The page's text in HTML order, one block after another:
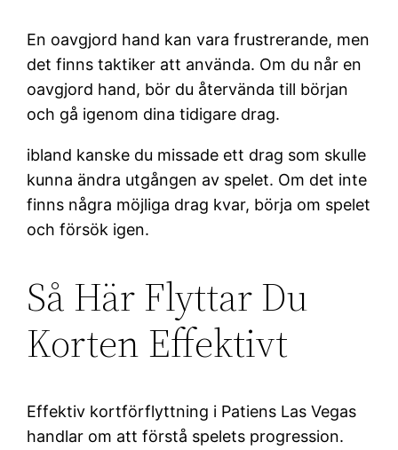
En oavgjord hand kan vara frustrerande, men
det finns taktiker att använda. Om du når en
oavgjord hand, bör du återvända till början
och gå igenom dina tidigare drag.
ibland kanske du missade ett drag som skulle
kunna ändra utgången av spelet. Om det inte
finns några möjliga drag kvar, börja om spelet
och försök igen.
Så Här Flyttar Du
Korten Effektivt
Effektiv kortförflyttning i Patiens Las Vegas
handlar om att förstå spelets progression.